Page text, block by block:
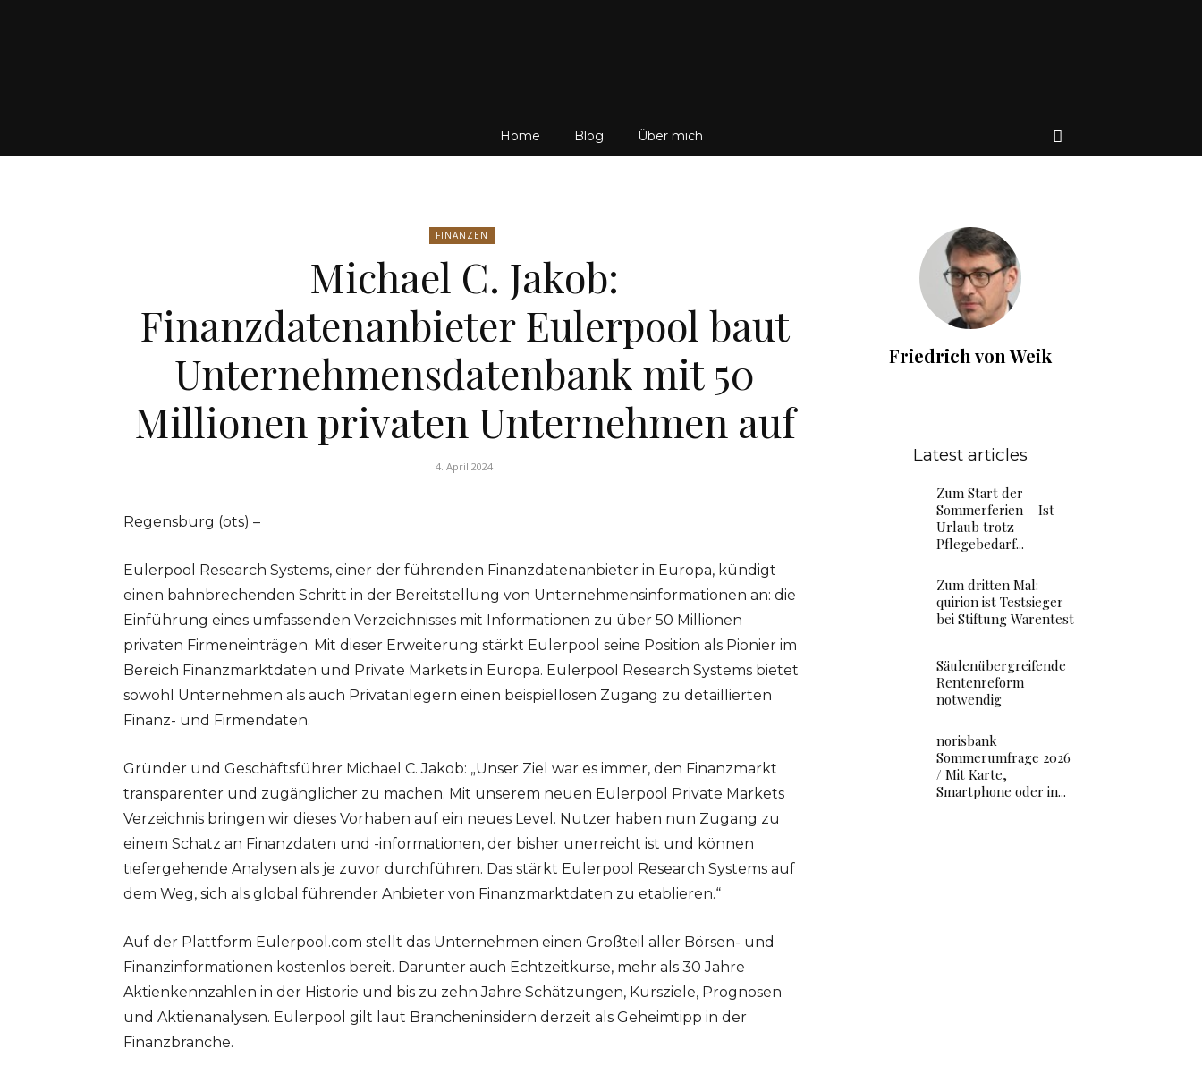
Weik
Home Blog Über mich
FINANZEN
Michael C. Jakob:
Finanzdatenanbieter Eulerpool baut
Unternehmensdatenbank mit 50
Millionen privaten Unternehmen auf
4. April 2024
Regensburg (ots) –
Eulerpool Research Systems, einer der führenden Finanzdatenanbieter in Europa, kündigt
einen bahnbrechenden Schritt in der Bereitstellung von Unternehmensinformationen an: die
Einführung eines umfassenden Verzeichnisses mit Informationen zu über 50 Millionen
privaten Firmeneinträgen. Mit dieser Erweiterung stärkt Eulerpool seine Position als Pionier im
Bereich Finanzmarktdaten und Private Markets in Europa. Eulerpool Research Systems bietet
sowohl Unternehmen als auch Privatanlegern einen beispiellosen Zugang zu detaillierten
Finanz- und Firmendaten.
Gründer und Geschäftsführer Michael C. Jakob: „Unser Ziel war es immer, den Finanzmarkt
transparenter und zugänglicher zu machen. Mit unserem neuen Eulerpool Private Markets
Verzeichnis bringen wir dieses Vorhaben auf ein neues Level. Nutzer haben nun Zugang zu
einem Schatz an Finanzdaten und -informationen, der bisher unerreicht ist und können
tiefergehende Analysen als je zuvor durchführen. Das stärkt Eulerpool Research Systems auf
dem Weg, sich als global führender Anbieter von Finanzmarktdaten zu etablieren.“
Auf der Plattform Eulerpool.com stellt das Unternehmen einen Großteil aller Börsen- und
Finanzinformationen kostenlos bereit. Darunter auch Echtzeitkurse, mehr als 30 Jahre
Aktienkennzahlen in der Historie und bis zu zehn Jahre Schätzungen, Kursziele, Prognosen
und Aktienanalysen. Eulerpool gilt laut Brancheninsidern derzeit als Geheimtipp in der
Finanzbranche.
Friedrich von Weik
Latest articles
Zum Start der
Sommerferien – Ist
Urlaub trotz
Pflegebedarf...
Zum dritten Mal:
quirion ist Testsieger
bei Stiftung Warentest
Säulenübergreifende
Rentenreform
notwendig
norisbank
Sommerumfrage 2026
/ Mit Karte,
Smartphone oder in...